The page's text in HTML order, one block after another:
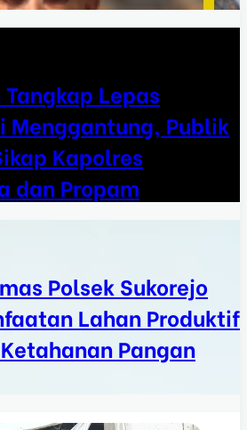
Lepas
Menggantung, Publik
Kapolres
dan Propam
Polsek Sukorejo
Lahan Produktif
Pangan